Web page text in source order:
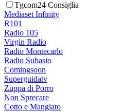
Tgcom24 Consiglia
Mediaset Infinity
R101
Radio 105
Virgin Radio
Radio Montecarlo
Radio Subasio
Comingsoon
Superguidatv
Zuppa di Porro
Non Sprecare
Cotto e Mangiato